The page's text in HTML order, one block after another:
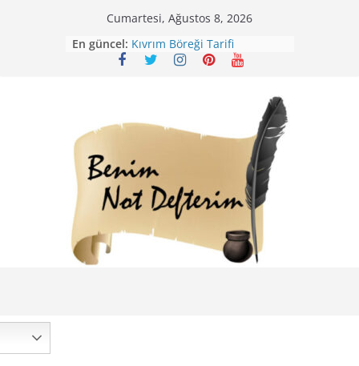
Cumartesi, Ağustos 8, 2026
En güncel:
Mirik Köfte Tarifi – Sivas
Kıvrım Böreği Tarifi
Karabuğday Pilavı Tarifi